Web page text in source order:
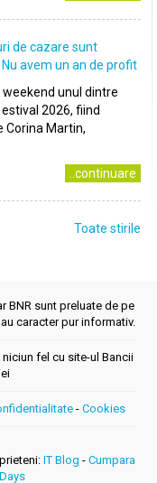
de cazare sunt
avem un an de profit
unul dintre
2026, fiind
Corina Martin,
..continuare
Toate stirile
BNR sunt preluate de pe
caracter pur informativ.
fel cu site-ul Bancii
- Cookies
IT Blog - Cumpara